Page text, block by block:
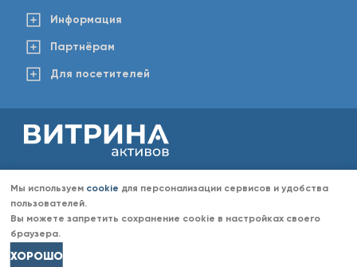
Информация
Партнёрам
Для посетителей
является публичной офертой, определяемой положениями Статьи 437 Гражданского кодекса РФ.
Любое копирование информации с сайта разрешено только с согласия администрации «Витрина
информации (объявлений) без объяснений причин отказа.
Мы используем cookie для персонализации сервисов и удобства
пользователей.
Вы можете запретить сохранение cookie в настройках своего
браузера.
ХОРОШО